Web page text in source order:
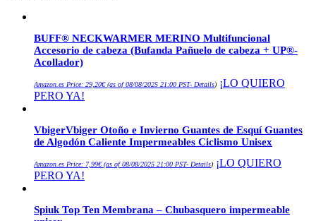
BUFF® NECKWARMER MERINO Multifuncional
Accesorio de cabeza (Bufanda Pañuelo de cabeza + UP®-
Acollador)
Amazon.es Price: 29,20€(as of 08/08/2025 21:00 PST- Details) ¡LO QUIERO
PERO YA!
VbigerVbiger Otoño e Invierno Guantes de Esquí Guantes
de Algodón Caliente Impermeables Ciclismo Unisex
Amazon.es Price: 7,99€(as of 08/08/2025 21:00 PST- Details) ¡LO QUIERO
PERO YA!
Spiuk Top Ten Membrana – Chubasquero impermeable